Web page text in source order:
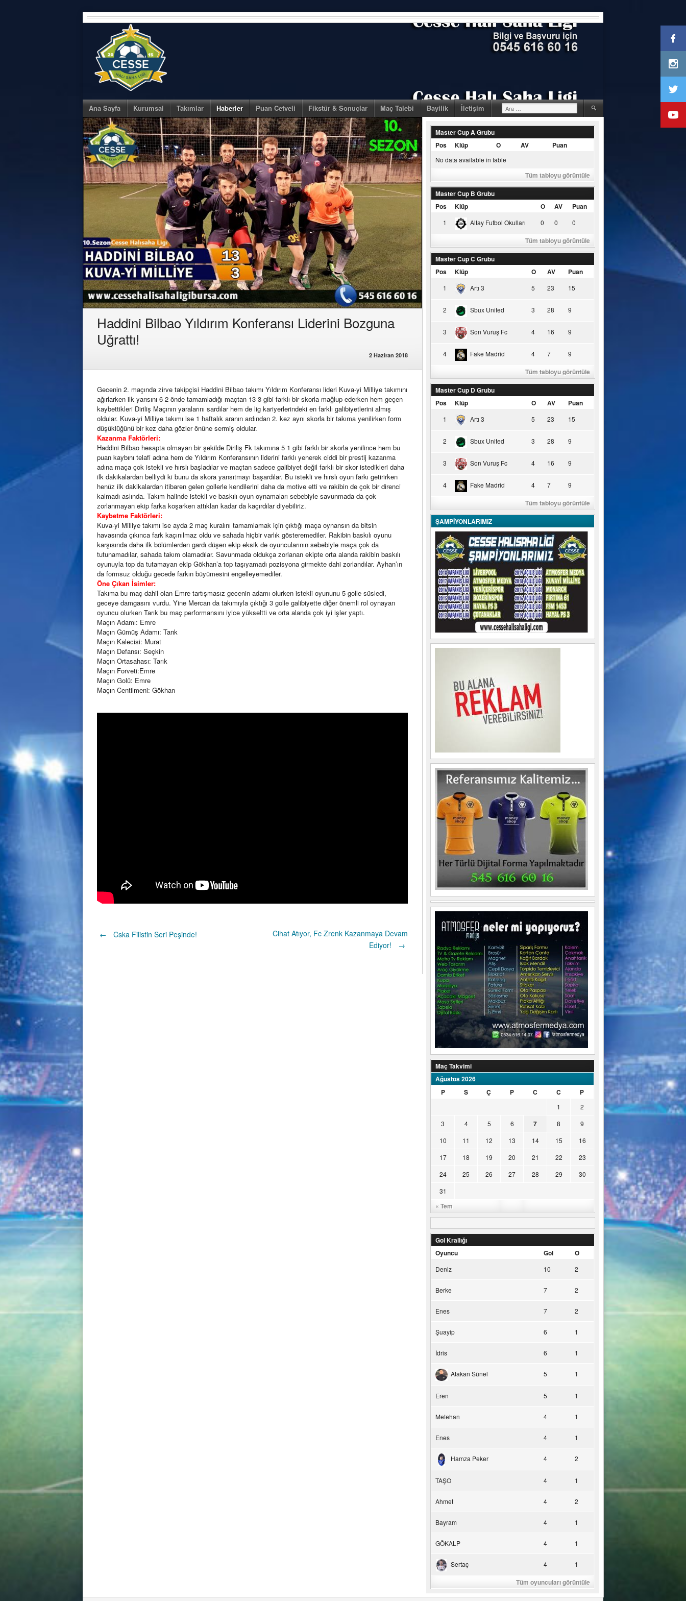
Skip
to
Ana Sayfa Kurumsal Takımlar Haberler Puan Cetveli Fikstür & Sonuçlar Maç Talebi Bayilik İletişim Arama:
Haddini Bilbao Yıldırım Konferansı Liderini Bozguna
Uğrattı!
2 Haziran 2018
Gecenin 2. maçında zirve takipçisi Haddini Bilbao takımı Yıldırım Konferansı lideri Kuva-yi Milliye takımını
ağırlarken ilk yarısını 6 2 önde tamamladığı maçtan 13 3 gibi farklı bir skorla mağlup ederken hem geçen
kaybettikleri Diriliş Maçının yaralarını sardılar hem de lig kariyerlerindeki en farklı galibiyetlerini almış
oldular. Kuva-yi Milliye takımı ise 1 haftalık aranın ardından 2. kez aynı skorla bir takıma yenilirken form
düşüklüğünü bir kez daha gözler önüne sermiş oldular.
Kazanma Faktörleri:
Haddini Bilbao hesapta olmayan bir şekilde Diriliş Fk takımına 5 1 gibi farklı bir skorla yenilince hem bu
puan kaybını telafi adına hem de Yıldırım Konferansının liderini farklı yenerek ciddi bir prestij kazanma
adına maça çok istekli ve hırslı başladılar ve maçtan sadece galibiyet değil farklı bir skor istedikleri daha
ilk dakikalardan belliydi ki bunu da skora yansıtmayı başardılar. Bu istekli ve hırslı oyun farkı getirirken
henüz ilk dakikalardan itibaren gelen gollerle kendilerini daha da motive etti ve rakibin de çok bir direnci
kalmadı aslında. Takım halinde istekli ve baskılı oyun oynamaları sebebiyle savunmada da çok
zorlanmayan ekip farka koşarken attıkları kadar da kaçırdılar diyebiliriz.
Kaybetme Faktörleri:
Kuva-yi Milliye takımı ise ayda 2 maç kuralını tamamlamak için çıktığı maça oynansın da bitsin
havasında çıkınca fark kaçınılmaz oldu ve sahada hiçbir varlık gösteremediler. Rakibin baskılı oyunu
karşısında daha ilk bölümlerden gardı düşen ekip eksik de oyuncularının sebebiyle maça çok da
tutunamadılar, sahada takım olamadılar. Savunmada oldukça zorlanan ekipte orta alanda rakibin baskılı
oyunuyla top da tutamayan ekip Gökhan’a top taşıyamadı pozisyona girmekte dahi zorlandılar. Ayhan’ın
da formsuz olduğu gecede farkın büyümesini engelleyemediler.
Öne Çıkan İsimler:
Takıma bu maç dahil olan Emre tartışmasız gecenin adamı olurken istekli oyununu 5 golle süsledi,
geceye damgasını vurdu. Yine Mercan da takımıyla çıktığı 3 golle galibiyette diğer önemli rol oynayan
oyuncu olurken Tarık bu maç performansını iyice yükseltti ve orta alanda çok iyi işler yaptı.
Maçın Adamı: Emre
Maçın Gümüş Adamı: Tarık
Maçın Kalecisi: Murat
Maçın Defansı: Seçkin
Maçın Ortasahası: Tarık
Maçın Forveti:Emre
Maçın Golü: Emre
Maçın Centilmeni: Gökhan
Post
← Cska Filistin Seri Peşinde!
Cihat Atıyor, Fc Zrenk Kazanmaya Devam
Ediyor!
→
Master Cup A Grubu
Pos
Klüp O AV Puan
No data available in table
Tüm tabloyu görüntüle
Master Cup B Grubu
Pos
Klüp O AV Puan
1 Altay Futbol Okulları 0 0 0
Tüm tabloyu görüntüle
Master Cup C Grubu
Pos
Klüp O AV Puan
1 Artı 3 5 23 15
2 Sbux United 3 28 9
3 Son Vuruş Fc 4 16 9
4 Fake Madrid 4 7 9
Tüm tabloyu görüntüle
Master Cup D Grubu
Pos
Klüp O AV Puan
1 Artı 3 5 23 15
2 Sbux United 3 28 9
3 Son Vuruş Fc 4 16 9
4 Fake Madrid 4 7 9
Tüm tabloyu görüntüle
ŞAMPİYONLARIMIZ
Maç Takvimi
Ağustos 2026
P
S Ç P C C P
« Tem
1
2
3
4 5 6 7 8
9
10
11 12 13 14 15
16
17
18 19 20 21 22
23
24
25 26 27 28 29
30
31
Gol Krallığı
Oyuncu
Gol O
Deniz 10 2
Berke 7 2
Enes 7 2
Şuayip 6 1
İdris 6 1
Atakan Sünel 5 1
Eren 5 1
Metehan 4 1
Enes 4 1
Hamza Peker 4 2
TAŞO 4 1
Ahmet 4 2
Bayram 4 1
GÖKALP 4 1
Sertaç 4 1
Tüm oyuncuları görüntüle